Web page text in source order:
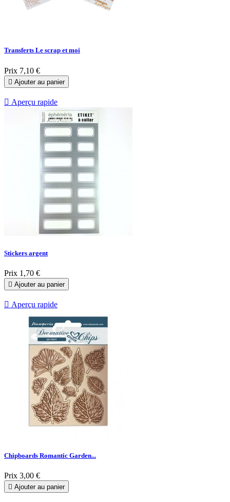
Transferts Le scrap et moi
Prix 7,10 €
 Ajouter au panier
 Aperçu rapide
Stickers argent
Prix 1,70 €
 Ajouter au panier
 Aperçu rapide
Chipboards Romantic Garden...
Prix 3,00 €
 Ajouter au panier